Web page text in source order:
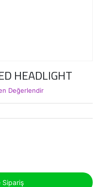
HEADLIGHT
Değerlendir
Sipariş